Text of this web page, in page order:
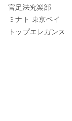
官足法究楽部
ミナト 東京ベイ
トップエレガンス